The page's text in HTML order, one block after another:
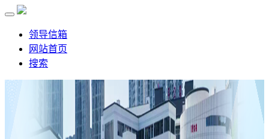
领导信箱
网站首页
搜索
学校简介
学校领导